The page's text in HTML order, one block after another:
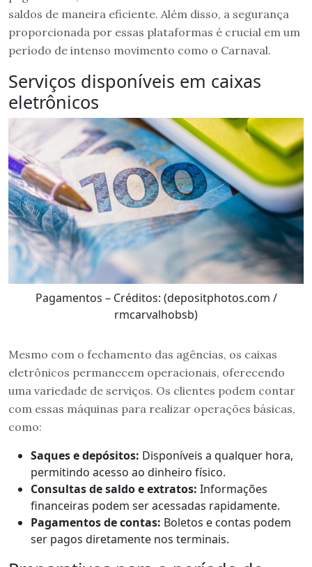
saldos de maneira eficiente. Além disso, a segurança
proporcionada por essas plataformas é crucial em um
período de intenso movimento como o Carnaval.
Serviços disponíveis em caixas
eletrônicos
Pagamentos – Créditos: (depositphotos.com /
rmcarvalhobsb)
Mesmo com o fechamento das agências, os caixas
eletrônicos permanecem operacionais, oferecendo
uma variedade de serviços. Os clientes podem contar
com essas máquinas para realizar operações básicas,
como:
Saques e depósitos: Disponíveis a qualquer hora,
permitindo acesso ao dinheiro físico.
Consultas de saldo e extratos: Informações
financeiras podem ser acessadas rapidamente.
Pagamentos de contas: Boletos e contas podem
ser pagos diretamente nos terminais.